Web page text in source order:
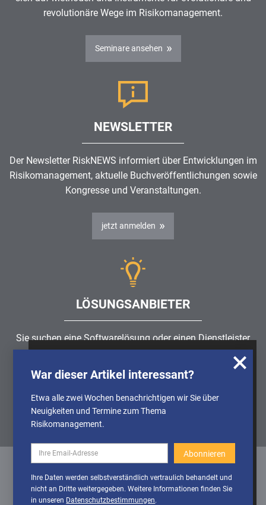
Informationen über die Nutzung unserer
Webseite zu erhalten und unser Angebot so
stetig verbessern zu können. Weitere
Informationen finden Sie in unserer
deaktivieren
Cookies aktivieren
revolutionäre Wege im Risikomanagement.
Seminare ansehen
NEWSLETTER
Der Newsletter RiskNEWS informiert über Entwicklungen im
Risikomanagement, aktuelle Buchveröffentlichungen sowie
Kongresse und Veranstaltungen.
jetzt anmelden
LÖSUNGSANBIETER
Sie suchen eine Softwarelösung oder einen Dienstleister
rund um die ThemenRisikomanagement,GRC, IKS oder
ISMS?
Partner finden
Datenschutz/Impressum/Sitemap
War dieser Artikel interessant?
Etwa alle zwei Wochen benachrichtigen wir Sie über
Neuigkeiten und Termine zum Thema
Risikomanagement.
Ihre Daten werden selbstverständlich vertraulich behandelt und
nicht an Dritte weitergegeben. Weitere Informationen finden Sie
in unseren Datenschutzbestimmungen.